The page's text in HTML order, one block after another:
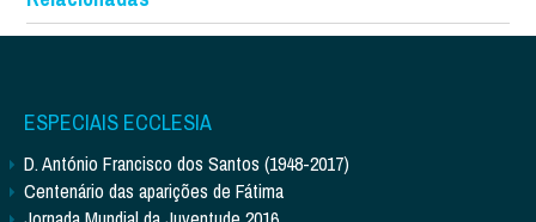
ESPECIAIS ECCLESIA
D. António Francisco dos Santos (1948-2017)
Centenário das aparições de Fátima